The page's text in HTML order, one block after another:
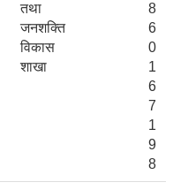
तथा
जनशक्ति
विकास
शाखा
8
6
0
1
6
7
1
9
8